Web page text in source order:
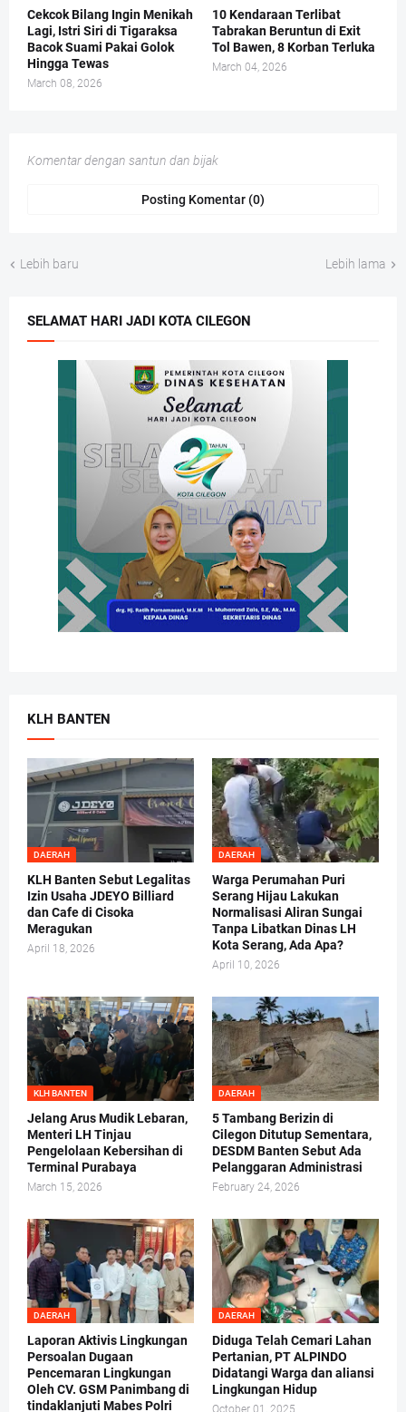
Cekcok Bilang Ingin Menikah
Lagi, Istri Siri di Tigaraksa
Bacok Suami Pakai Golok
Hingga Tewas
March 08, 2026
10 Kendaraan Terlibat
Tabrakan Beruntun di Exit
Tol Bawen, 8 Korban Terluka
March 04, 2026
Komentar dengan santun dan bijak
Posting Komentar (0)
Lebih baru Lebih lama
SELAMAT HARI JADI KOTA CILEGON
KLH BANTEN
DAERAH
KLH Banten Sebut Legalitas
Izin Usaha JDEYO Billiard
dan Cafe di Cisoka
Meragukan
April 18, 2026
DAERAH
Warga Perumahan Puri
Serang Hijau Lakukan
Normalisasi Aliran Sungai
Tanpa Libatkan Dinas LH
Kota Serang, Ada Apa?
April 10, 2026
KLH BANTEN
Jelang Arus Mudik Lebaran,
Menteri LH Tinjau
Pengelolaan Kebersihan di
Terminal Purabaya
March 15, 2026
DAERAH
5 Tambang Berizin di
Cilegon Ditutup Sementara,
DESDM Banten Sebut Ada
Pelanggaran Administrasi
February 24, 2026
DAERAH
Laporan Aktivis Lingkungan
Persoalan Dugaan
Pencemaran Lingkungan
Oleh CV. GSM Panimbang di
tindaklanjuti Mabes Polri
DAERAH
Diduga Telah Cemari Lahan
Pertanian, PT ALPINDO
Didatangi Warga dan aliansi
Lingkungan Hidup